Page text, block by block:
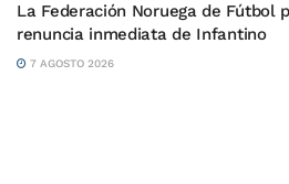
La Federación Noruega de Fútbol
renuncia inmediata de Infantino
7 AGOSTO 2026